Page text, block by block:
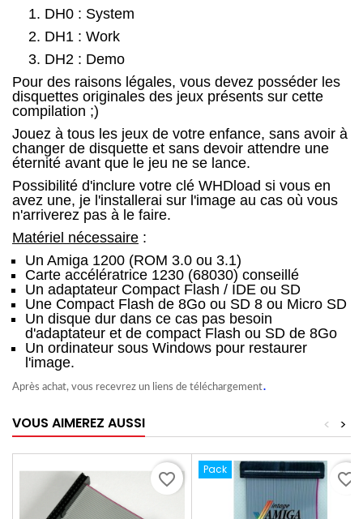
DH0 : System
DH1 : Work
DH2 : Demo
Pour des raisons légales, vous devez posséder les
disquettes originales des jeux présents sur cette
compilation ;)
Jouez à tous les jeux de votre enfance, sans avoir à
changer de disquette et sans devoir attendre une
éternité avant que le jeu ne se lance.
Possibilité d'inclure votre clé WHDload si vous en
avez une, je l'installerai sur l'image au cas où vous
n'arriverez pas à le faire.
Matériel nécessaire :
Un Amiga 1200 (ROM 3.0 ou 3.1)
Carte accélératrice 1230 (68030) conseillé
Un adaptateur Compact Flash / IDE ou SD
Une Compact Flash de 8Go ou SD 8 ou Micro SD
Un disque dur dans ce cas pas besoin
d'adaptateur et de compact Flash ou SD de 8Go
Un ordinateur sous Windows pour restaurer
l'image.
Après achat, vous recevrez un liens de téléchargement.
VOUS AIMEREZ AUSSI >
<
favorite_border
Pack
favorite_border